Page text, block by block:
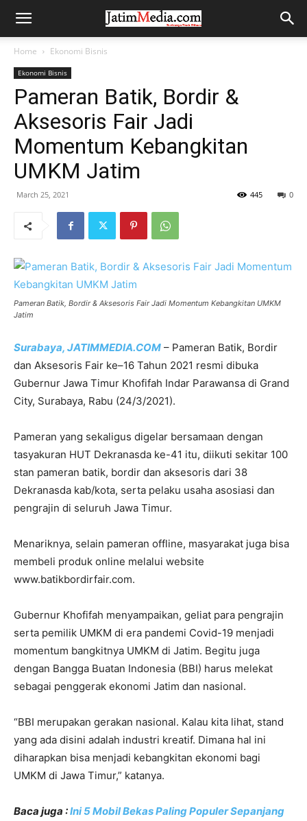
Home Ekonomi Bisnis
Ekonomi Bisnis
Pameran Batik, Bordir &
Aksesoris Fair Jadi
Momentum Kebangkitan
UMKM Jatim
March 25, 2021 0
445
Pameran Batik, Bordir & Aksesoris Fair Jadi Momentum Kebangkitan UMKM
Jatim
Surabaya, JATIMMEDIA.COM – Pameran Batik, Bordir
dan Aksesoris Fair ke–16 Tahun 2021 resmi dibuka
Gubernur Jawa Timur Khofifah Indar Parawansa di Grand
City, Surabaya, Rabu (24/3/2021).
Pameran yang sekaligus digelar bersamaan dengan
tasyakuran HUT Dekranasda ke-41 itu, diikuti sekitar 100
stan pameran batik, bordir dan aksesoris dari 38
Dekranasda kab/kota, serta pelaku usaha asosiasi dan
pengrajin di seluruh Jawa Timur.
Menariknya, selain pameran offline, masyarakat juga bisa
membeli produk online melalui website
www.batikbordirfair.com.
Gubernur Khofifah menyampaikan, geliat para pengrajin
serta pemilik UMKM di era pandemi Covid-19 menjadi
momentum bangkitnya UMKM di Jatim. Begitu juga
dengan Bangga Buatan Indonesia (BBI) harus melekat
sebagai penggerak ekonomi Jatim dan nasional.
“BBI merupakan gerakan nasional. Kalau kita lihat, stand
yang ada disini adalah industri kreatif. Dimana hal ini
diharapkan bisa menjadi kebangkitan ekonomi bagi
UMKM di Jawa Timur,” katanya.
Baca juga :Ini 5 Mobil Bekas Paling Populer Sepanjang